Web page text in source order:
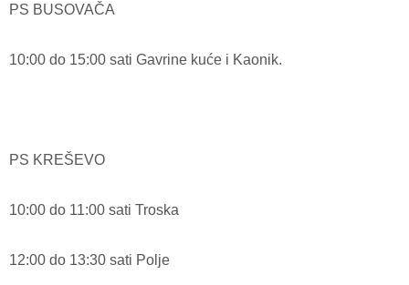
PS BUSOVAČA
10:00 do 15:00 sati Gavrine kuće i Kaonik.
PS KREŠEVO
10:00 do 11:00 sati Troska
12:00 do 13:30 sati Polje